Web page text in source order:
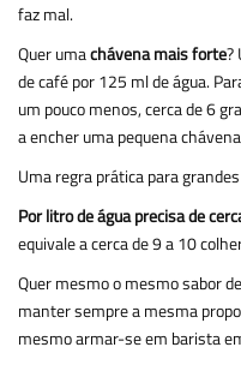
faz mal.
Quer umachávena mais forte?
de café por 125 ml de água.
um pouco menos, cerca de 6
a encher uma pequena
Uma regra prática para
Por litro de água precisa de
equivale a cerca de 9 a 10
Quer mesmo o mesmo sabor
manter sempre a mesma
mesmo armar-se em barista